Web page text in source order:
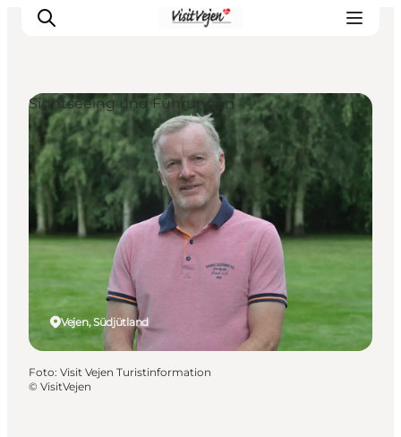
Restaurants
Schlafen
Nature
Städte
Events
Explore
Vejen, Südjütland
Sightseeing und Führungen
Foto: Visit Vejen Turistinformation
© VisitVejen